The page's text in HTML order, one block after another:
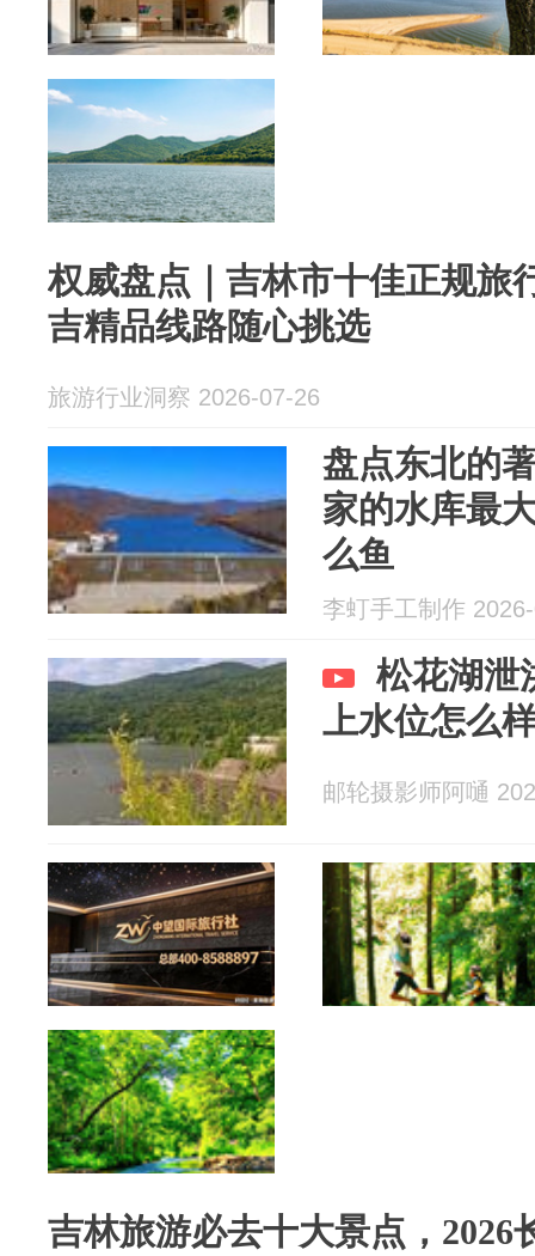
权威盘点｜吉林市十佳正规旅
吉精品线路随心挑选
旅游行业洞察 2026-07-26
盘点东北的
家的水库最
么鱼
李虰手工制作
松花湖泄
上水位怎么
邮轮摄影师阿嗵
吉林旅游必去十大景点，2026